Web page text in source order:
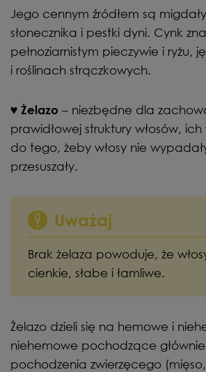
Jego cennym źródłem są
słonecznika i pestki dyni. Cynk
pełnoziarnistym pieczywie i ryżu,
i roślinach strączkowych.
♥ Żelazo – niezbędne dla
prawidłowej struktury włosów,
do tego, żeby włosy nie
przesuszały.
Uważaj
Brak żelaza powoduje, że
cienkie, słabe i łamliwe.
Żelazo dzieli się na hemowe i
niehemowe pochodzące
pochodzenia zwierzęcego